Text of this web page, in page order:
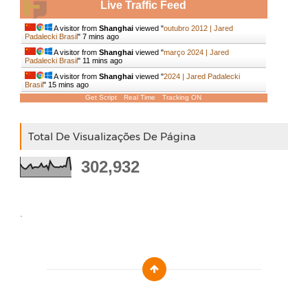
Live Traffic Feed
A visitor from Shanghaiviewed "outubro 2012 | Jared
Padalecki Brasil" 7 mins ago
A visitor from Shanghaiviewed "março 2024 | Jared
Padalecki Brasil" 11 mins ago
A visitor from Shanghaiviewed "2024 | Jared Padalecki
Brasil" 15 mins ago
Get Script Real Time Tracking ON
Total De Visualizações De Página
302,932
.